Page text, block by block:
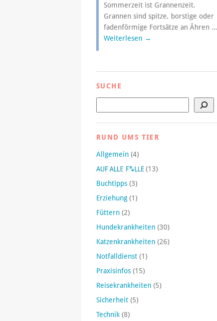
Sommerzeit ist Grannenzeit.
Grannen sind spitze, borstige oder
fadenförmige Fortsätze an Ähren …
Weiterlesen →
SUCHE
RUND UMS TIER
Allgemein (4)
(13)
Buchtipps (3)
Erziehung (1)
Füttern (2)
Hundekrankheiten (30)
Katzenkrankheiten (26)
Notfalldienst (1)
Praxisinfos (15)
Reisekrankheiten (5)
Sicherheit (5)
Technik (8)